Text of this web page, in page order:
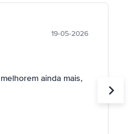
19-05-2026
ainda mais,